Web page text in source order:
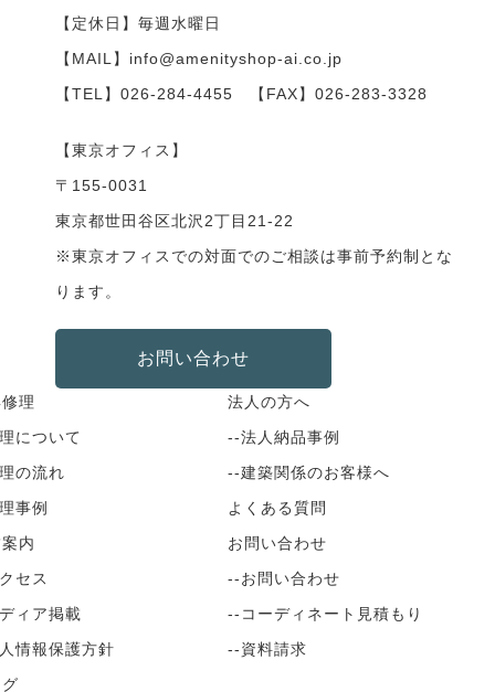
【定休日】毎週水曜日
【MAIL】info@amenityshop-ai.co.jp
【TEL】 026-284-4455 【FAX】026-283-3328
【東京オフィス】
〒155-0031
東京都世田谷区北沢2丁目21-22
※東京オフィスでの対面でのご相談は事前予約制とな
ります。
お問い合わせ
理
について
の流れ
事例
内
セス
ィア掲載
情報保護方針
法人の方へ
--法人納品事例
--建築関係のお客様へ
よくある質問
お問い合わせ
--お問い合わせ
--コーディネート見積もり
--資料請求